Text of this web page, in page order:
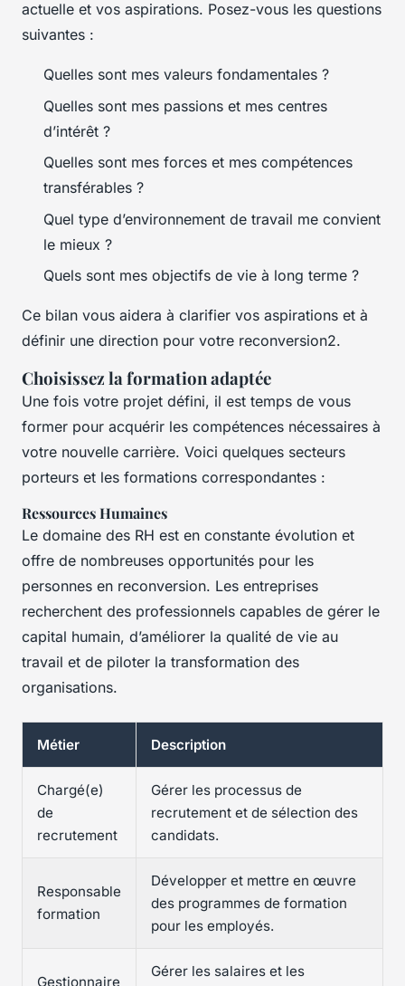
actuelle et vos aspirations. Posez-vous les questions
suivantes :
Quelles sont mes valeurs fondamentales ?
Quelles sont mes passions et mes centres
d’intérêt ?
Quelles sont mes forces et mes compétences
transférables ?
Quel type d’environnement de travail me convient
le mieux ?
Quels sont mes objectifs de vie à long terme ?
Ce bilan vous aidera à clarifier vos aspirations et à
définir une direction pour votre reconversion2.
Choisissez la formation adaptée
Une fois votre projet défini, il est temps de vous
former pour acquérir les compétences nécessaires à
votre nouvelle carrière. Voici quelques secteurs
porteurs et les formations correspondantes :
Ressources Humaines
Le domaine des RH est en constante évolution et
offre de nombreuses opportunités pour les
personnes en reconversion. Les entreprises
recherchent des professionnels capables de gérer le
capital humain, d’améliorer la qualité de vie au
travail et de piloter la transformation des
organisations.
Métier Description
Chargé(e)
de
recrutement
Gérer les processus de
recrutement et de sélection des
candidats.
Responsable
formation
Développer et mettre en œuvre
des programmes de formation
pour les employés.
Gestionnaire
Gérer les salaires et les